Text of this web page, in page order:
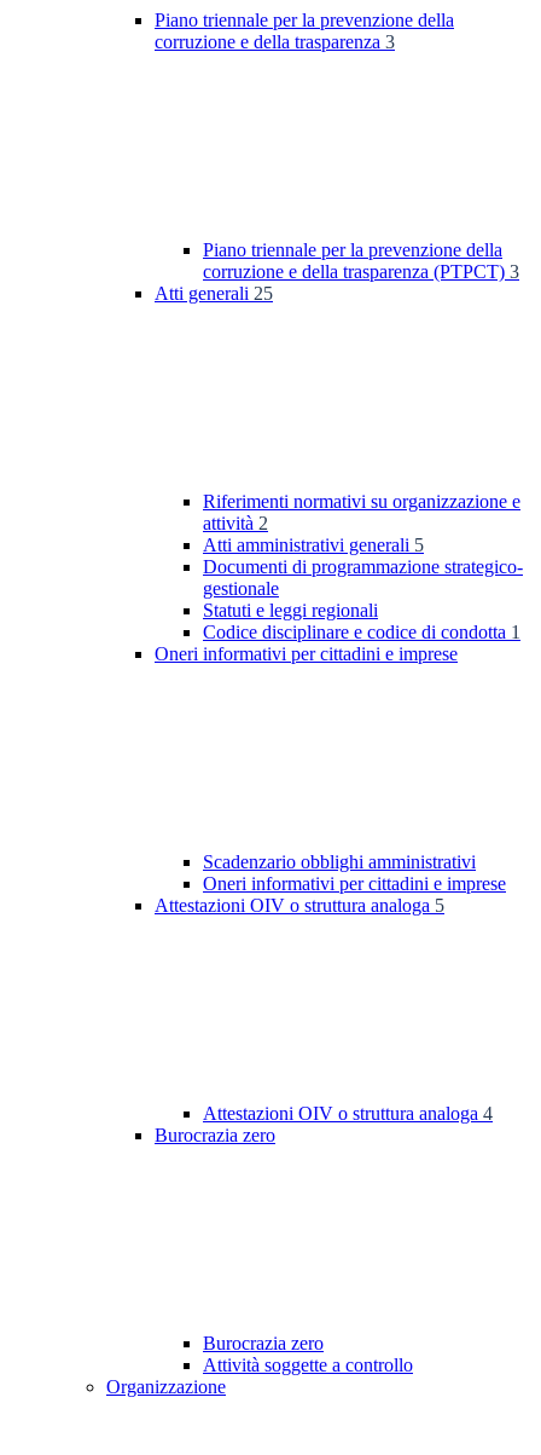
Piano triennale per la prevenzione della
corruzione e della trasparenza 3
Piano triennale per la prevenzione della
corruzione e della trasparenza (PTPCT) 3
Atti generali 25
Riferimenti normativi su organizzazione e
attività 2
Atti amministrativi generali 5
Documenti di programmazione strategico-
gestionale
Statuti e leggi regionali
Codice disciplinare e codice di condotta 1
Oneri informativi per cittadini e imprese
Scadenzario obblighi amministrativi
Oneri informativi per cittadini e imprese
Attestazioni OIV o struttura analoga 5
Attestazioni OIV o struttura analoga 4
Burocrazia zero
Burocrazia zero
Attività soggette a controllo
Organizzazione